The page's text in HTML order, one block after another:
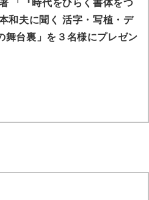
「『時代をひらく書体をつ
和夫に聞く 活字・写植・デ
舞台裏」を３名様にプレゼン